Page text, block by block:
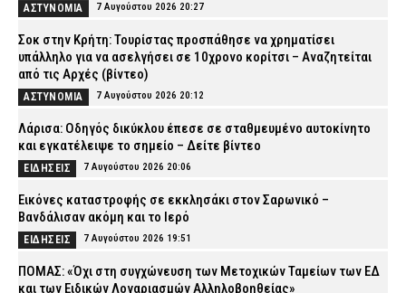
ΑΣΤΥΝΟΜΙΑ 7 Αυγούστου 2026 20:27
Σοκ στην Κρήτη: Τουρίστας προσπάθησε να χρηματίσει
υπάλληλο για να ασελγήσει σε 10χρονο κορίτσι – Αναζητείται
από τις Αρχές (βίντεο)
ΑΣΤΥΝΟΜΙΑ 7 Αυγούστου 2026 20:12
Λάρισα: Οδηγός δικύκλου έπεσε σε σταθμευμένο αυτοκίνητο
και εγκατέλειψε το σημείο – Δείτε βίντεο
ΕΙΔΗΣΕΙΣ 7 Αυγούστου 2026 20:06
Εικόνες καταστροφής σε εκκλησάκι στον Σαρωνικό –
Βανδάλισαν ακόμη και το Ιερό
ΕΙΔΗΣΕΙΣ 7 Αυγούστου 2026 19:51
ΠΟΜΑΣ: «Όχι στη συγχώνευση των Μετοχικών Ταμείων των ΕΔ
και των Ειδικών Λογαριασμών Αλληλοβοηθείας»